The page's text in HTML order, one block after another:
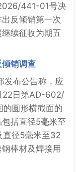
441-01号决
反倾销第一次
续征收为期五
销调查
发布公告称，应
22日第AD-602/
圆形横截面的
括直径5毫米至
直径5毫米至32
棒材及焊接用